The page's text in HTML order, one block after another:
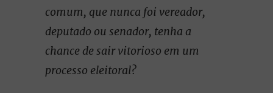
comum, que nunca foi vereador,
deputado ou senador, tenha a
chance de sair vitorioso em um
processo eleitoral?